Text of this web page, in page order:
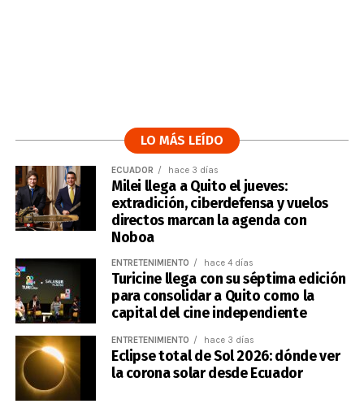
LO MÁS LEÍDO
ECUADOR hace 3 días
Milei llega a Quito el jueves:
extradición, ciberdefensa y vuelos
directos marcan la agenda con
Noboa
ENTRETENIMIENTO hace 4 días
Turicine llega con su séptima edición
para consolidar a Quito como la
capital del cine independiente
ENTRETENIMIENTO hace 3 días
Eclipse total de Sol 2026: dónde ver
la corona solar desde Ecuador